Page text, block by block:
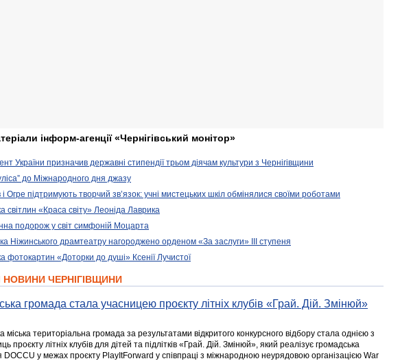
інформ-агенції «Чернігівський монітор»
України призначив державні стипендії трьом діячам культури з Чернігівщини
до Міжнародного дня джазу
і Огре підтримують творчий зв’язок: учні мистецьких шкіл обмінялися своїми роботами
світлин «Краса світу» Леоніда Лаврика
подорож у світ симфоній Моцарта
Ніжинського драмтеатру нагороджено орденом «За заслуги» ІІІ ступеня
фотокартин «Доторки до душі» Ксенії Лучистої
НОВИНИ ЧЕРНІГІВЩИНИ
громада стала учасницею проєкту літніх клубів «Грай. Дій. Змінюй»
міська територіальна громада за результатами відкритого конкурсного відбору стала однією з
проєкту літніх клубів для дітей та підлітків «Грай. Дій. Змінюй», який реалізує громадська
DOCCU у межах проєкту PlayItForward у співпраці з міжнародною неурядовою організацією War